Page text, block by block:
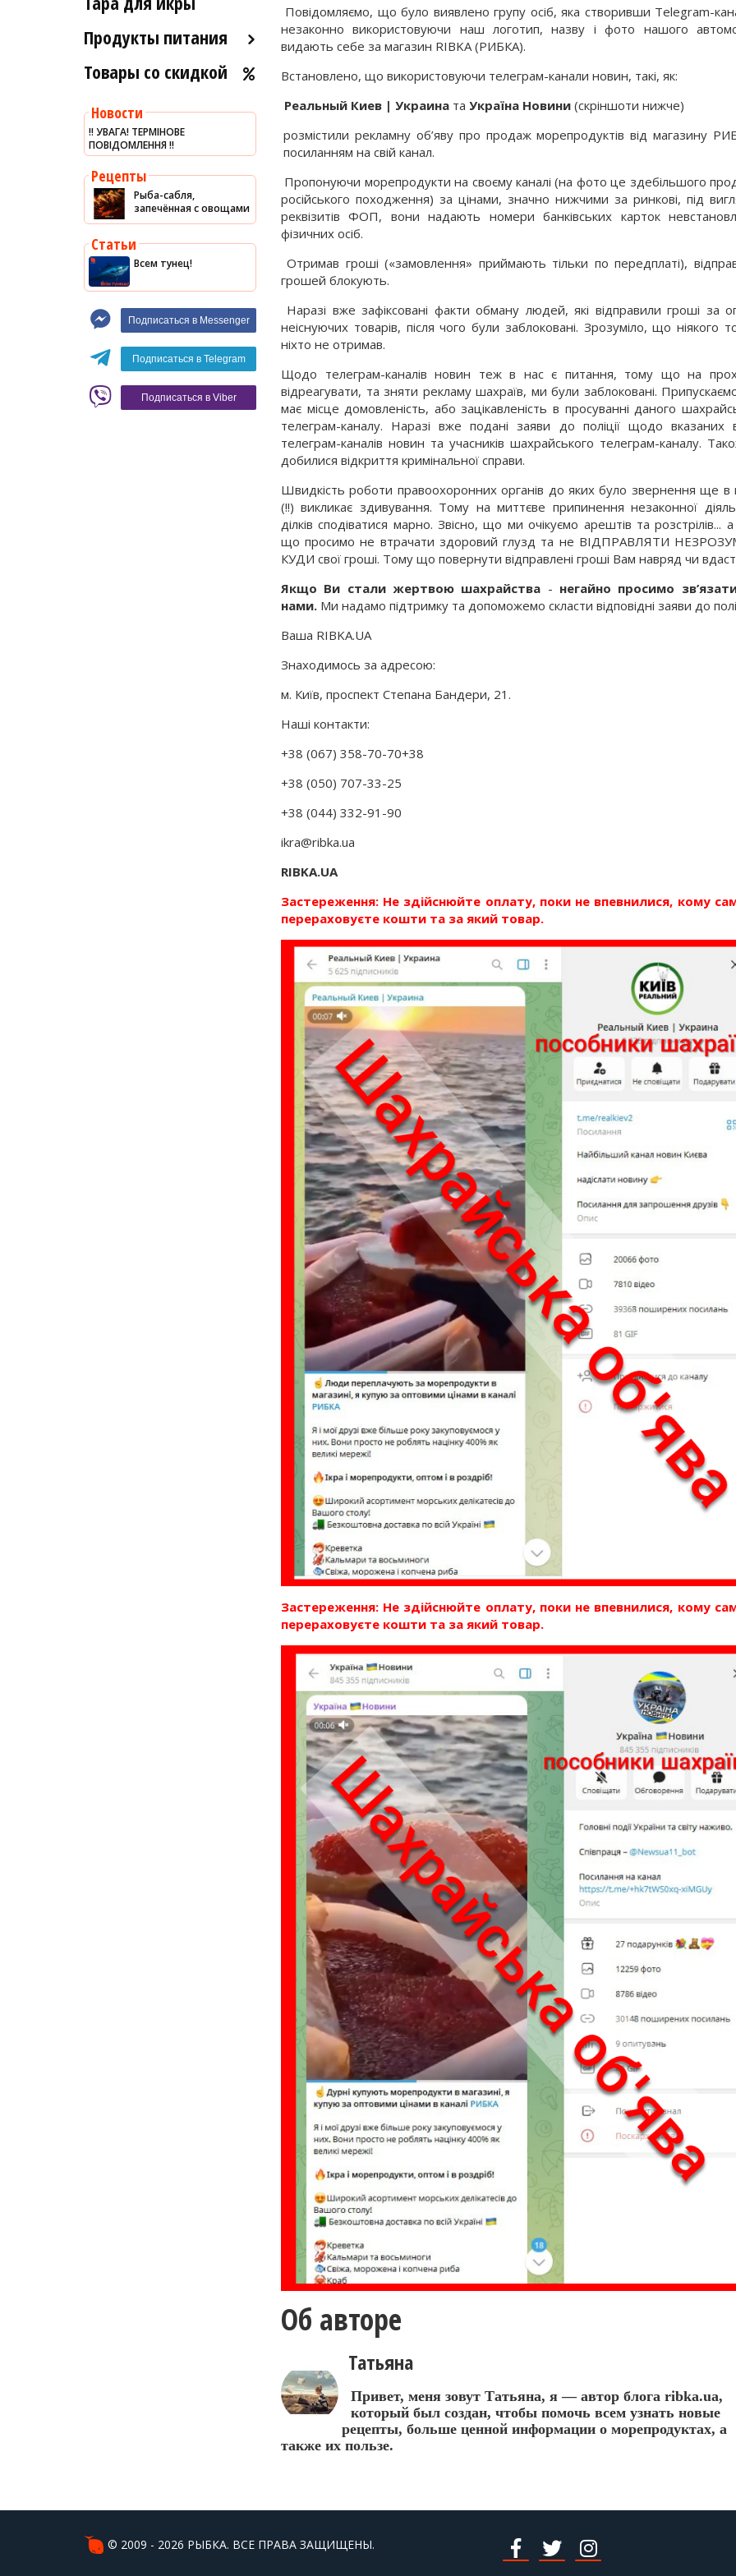
Мясо гребешка
Рапаны
Устрицы
Другое
Рыба холодного и
Продукты питания
Оливковое масло
Уксус
Сыры
Соусы
Сладости
Рис
Оливки
Мясные изделия
Вино
Белое вино
Красное вино
Кофе
Blaser
Товары со скидкой
Новости
‼️ УВАГА! ТЕРМІНОВЕ
ПОВІДОМЛЕННЯ ‼️
Рецепты
Рыба-сабля,
запечённая с овощами
Статьи
Всем тунец!
Подписаться в Messenger
Подписаться в Telegram
Подписаться в Viber
Повідомляємо, що було виявлено групу осіб, яка створивши Telegram-
незаконно використовуючи наш логотип, назву і фото нашого
видають себе за магазин RIBKA (РИБКА).
Встановлено, що використовуючи телеграм-канали новин, такі, як:
Реальный Киев | Украина та Україна Новини (скріншоти нижче)
розмістили рекламну об’яву про продаж морепродуктів від магазину
посиланням на свій канал.
Пропонуючи морепродукти на своєму каналі (на фото це здебільшого
російського походження) за цінами, значно нижчими за ринкові, під
реквізитів ФОП, вони надають номери банківських карток
фізичних осіб.
Отримав гроші («замовлення» приймають тільки по передплаті),
грошей блокують.
Наразі вже зафіксовані факти обману людей, які відправили гроші за
неіснуючих товарів, після чого були заблоковані. Зрозуміло, що ніякого
ніхто не отримав.
Щодо телеграм-каналів новин теж в нас є питання, тому що на
відреагувати, та зняти рекламу шахраїв, ми були заблоковані.
має місце домовленість, або зацікавленість в просуванні даного
телеграм-каналу. Наразі вже подані заяви до поліції щодо вказаних
телеграм-каналів новин та учасників шахрайського телеграм-каналу.
добилися відкриття кримінальної справи.
Швидкість роботи правоохоронних органів до яких було звернення ще в
(!!) викликає здивування. Тому на миттєве припинення незаконної
ділків сподіватися марно. Звісно, що ми очікуємо арештів та розстрілів...
що просимо не втрачати здоровий глузд та не ВІДПРАВЛЯТИ
КУДИ свої гроші. Тому що повернути відправлені гроші Вам навряд чи
Якщо Ви стали жертвою шахрайства - негайно просимо
нами. Ми надамо підтримку та допоможемо скласти відповідні заяви до
Ваша RIBKA.UA
Знаходимось за адресою:
м. Київ, проспект Степана Бандери, 21.
Наші контакти:
+38 (067) 358-70-70+38
+38 (050) 707-33-25
+38 (044) 332-91-90
ikra@ribka.ua
RIBKA.UA
Застереження: Не здійснюйте оплату, поки не впевнилися, кому
перераховуєте кошти та за який товар.
Застереження: Не здійснюйте оплату, поки не впевнилися, кому
перераховуєте кошти та за який товар.
Об авторе
Татьяна
Привет, меня зовут Татьяна, я — автор блога ribka.ua,
который был создан, чтобы помочь всем узнать новые
рецепты, больше ценной информации о морепродуктах, а
также их пользе.
© 2009 - 2026 РЫБКА. ВСЕ ПРАВА ЗАЩИЩЕНЫ.